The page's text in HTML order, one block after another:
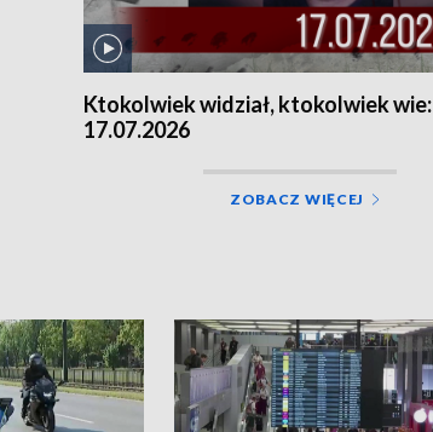
Ktokolwiek widział, ktokolwiek wie:
17.07.2026
ZOBACZ WIĘCEJ